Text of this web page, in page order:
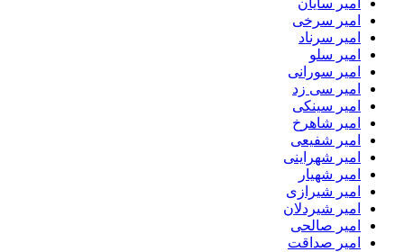
امیر سایان
امیر سرخی
امیر سرناد
امیر سلو
امیر سورانی
امیر سی زد
امیر سینکی
امیر شاهرخ
امیر شفیعی
امیر شهراینی
امیر شهیار
امیر شیرازی
امیر شیردلان
امیر صالحی
امیر صداقت